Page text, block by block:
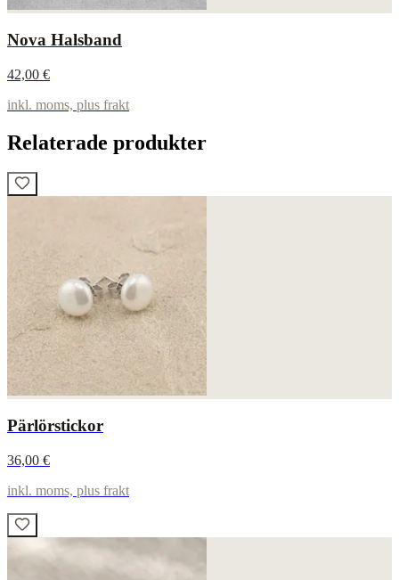
Nova Halsband
42,00 €
inkl. moms, plus frakt
Relaterade produkter
Pärlörstickor
36,00 €
inkl. moms, plus frakt